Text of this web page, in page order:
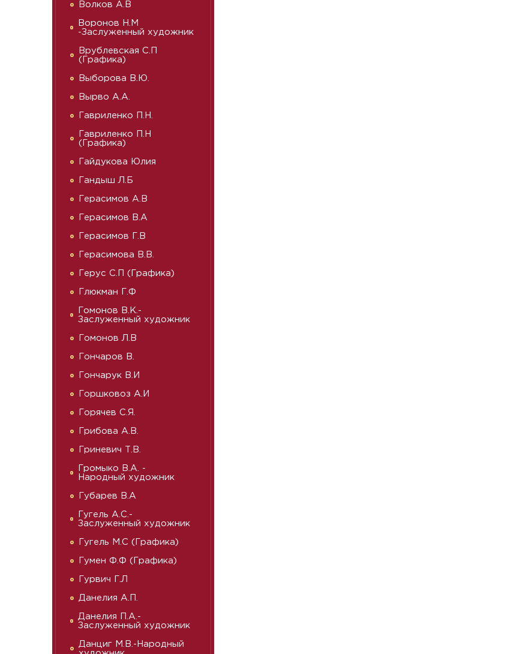
Волков А.В
Воронов Н.М
-Заслуженный художник
Врублевская С.П
(Графика)
Выборова В.Ю.
Вырво А.А.
Гавриленко П.Н.
Гавриленко П.Н
(Графика)
Гайдукова Юлия
Гандыш Л.Б
Герасимов А.В
Герасимов В.А
Герасимов Г.В
Герасимова В.В.
Герус С.П (Графика)
Глюкман Г.Ф
Гомонов В.К.-
Заслуженный художник
Гомонов Л.В
Гончаров В.
Гончарук В.И
Горшковоз А.И
Горячев С.Я.
Грибова А.В.
Гриневич Т.В.
Громыко В.А. -
Народный художник
Губарев В.А
Гугель А.С.-
Заслуженный художник
Гугель М.С (Графика)
Гумен Ф.Ф (Графика)
Гурвич Г.Л
Данелия А.П.
Данелия П.А.-
Заслуженный художник
Данциг М.В.-Народный